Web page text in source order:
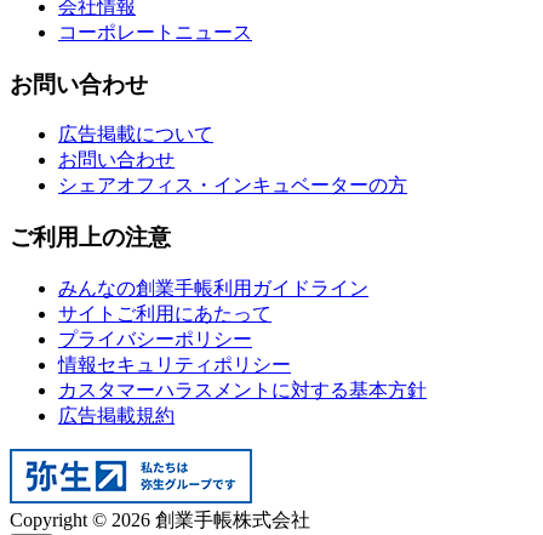
会社情報
コーポレートニュース
お問い合わせ
広告掲載について
お問い合わせ
シェアオフィス・インキュベーターの方
ご利用上の注意
みんなの創業手帳利用ガイドライン
サイトご利用にあたって
プライバシーポリシー
情報セキュリティポリシー
カスタマーハラスメントに対する基本方針
広告掲載規約
Copyright © 2026 創業手帳株式会社